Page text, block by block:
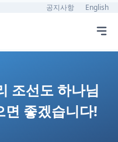
공지사항 English
조선도 하나님
면 좋겠습니다!